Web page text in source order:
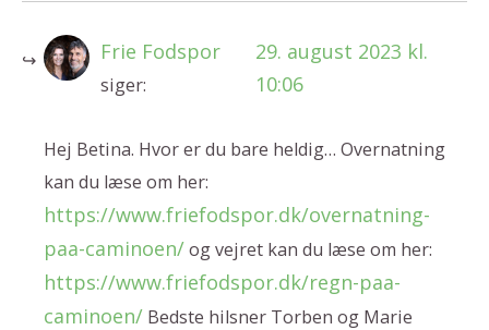
Frie Fodspor
siger:
29. august 2023 kl.
10:06
Hej Betina. Hvor er du bare heldig… Overnatning
kan du læse om her:
https://www.friefodspor.dk/overnatning-
paa-caminoen/og vejret kan du læse om her:
https://www.friefodspor.dk/regn-paa-
caminoen/ Bedste hilsner Torben og Marie